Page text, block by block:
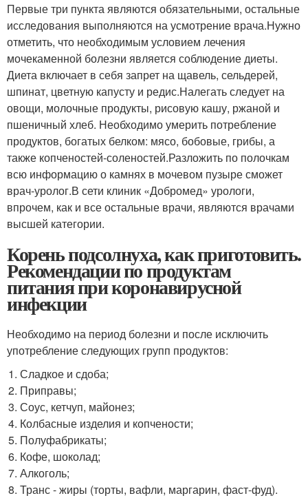
Первые три пункта являются обязательными, остальные
исследования выполняются на усмотрение врача.Нужно
отметить, что необходимым условием лечения
мочекаменной болезни является соблюдение диеты.
Диета включает в себя запрет на щавель, сельдерей,
шпинат, цветную капусту и редис.Налегать следует на
овощи, молочные продукты, рисовую кашу, ржаной и
пшеничный хлеб. Необходимо умерить потребление
продуктов, богатых белком: мясо, бобовые, грибы, а
также копченостей-соленостей.Разложить по полочкам
всю информацию о камнях в мочевом пузыре сможет
врач-уролог.В сети клиник «Добромед» урологи,
впрочем, как и все остальные врачи, являются врачами
высшей категории.
Корень подсолнуха, как приготовить.
Рекомендации по продуктам
питания при коронавирусной
инфекции
Необходимо на период болезни и после исключить
употребление следующих групп продуктов:
Сладкое и сдоба;
Приправы;
Соус, кетчуп, майонез;
Колбасные изделия и копчености;
Полуфабрикаты;
Кофе, шоколад;
Алкоголь;
Транс - жиры (торты, вафли, маргарин, фаст-фуд).